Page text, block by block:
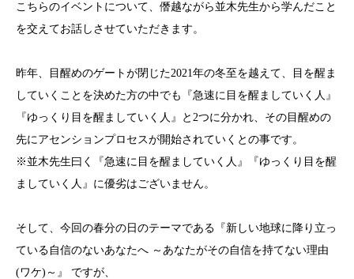
こちらのイベントについて、僭越ながら並木先生から学んだこと
を交えてお話しさせていただきます。
昨年、目醒めのゲートが閉じた2021年の冬至を越えて、目を醒ま
していくことを決めた方の中でも『急速に目を醒ましていく人』
『ゆっくり目を醒ましていく人』と2つに分かれ、その目醒めの
先にアセンションプロセスが開始されていくとの事です。
※並木先生曰く『急速に目を醒ましていく人』『ゆっくり目を醒
ましていく人』に優劣はございません。
そして、今回の春分の日のテーマである『新しい地球に降り立っ
ている自信のないあなたへ ～あなたがその自信を持てない理由
(ワケ)～』 ですが、